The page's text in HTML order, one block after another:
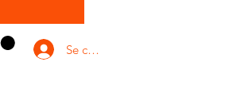
Se connecter